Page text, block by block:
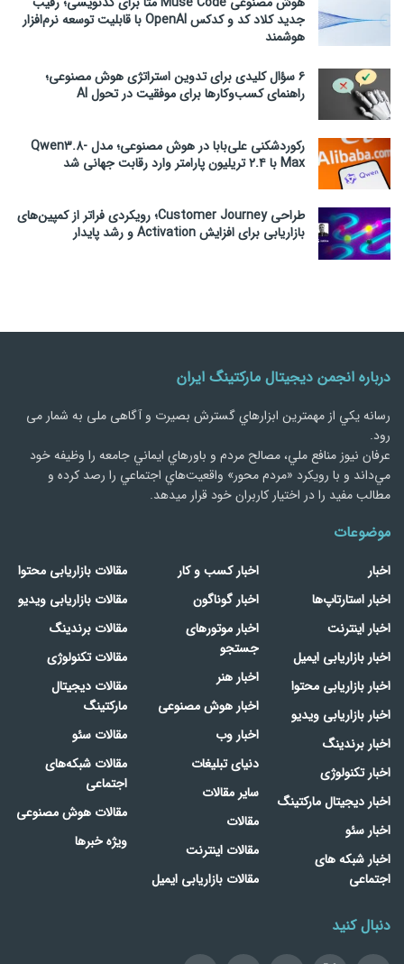
جدید کلاد کد و کدکس OpenAI با قابلیت توسعه نرم‌افزار
هوشمند
۶ سؤال کلیدی برای تدوین استراتژی هوش مصنوعی؛
راهنمای کسب‌وکارها برای موفقیت در تحول AI
رکوردشکنی علی‌بابا در هوش مصنوعی؛ مدل Qwen3.8-
Max با ۲.۴ تریلیون پارامتر وارد رقابت جهانی شد
طراحی Customer Journey؛ رویکردی فراتر از کمپین‌های
بازاریابی برای افزایش Activation و رشد پایدار
درباره انجمن دیجیتال مارکتینگ ایران
رسانه يكي از مهمترین ابزارهاي گسترش بصیرت و آگاهی ملی به شمار می
رود.
عرفان نیوز منافع ملي، مصالح مردم و باورهاي ايماني جامعه را وظيفه خود
مي‌داند و با رويكرد «مردم‌ محور» واقعيت‌هاي اجتماعي را رصد کرده و
مطالب مفید را در اختیار کاربران خود قرار میدهد.
موضوعات
اخبار
اخبار استارتاپ‌ها
اخبار اینترنت
اخبار بازاریابی ایمیل
اخبار بازاریابی محتوا
اخبار بازاریابی ویدیو
اخبار برندینگ
اخبار تکنولوژی
اخبار دیجیتال مارکتینگ
اخبار سئو
اخبار شبکه های
اجتماعی
اخبار کسب و کار
اخبار گوناگون
اخبار موتورهای
جستجو
اخبار هنر
اخبار هوش مصنوعی
اخبار وب
دنیای تبلیغات
سایر مقالات
مقالات
مقالات اینترنت
مقالات بازاریابی ایمیل
مقالات بازاریابی محتوا
مقالات بازاریابی ویدیو
مقالات برندینگ
مقالات تکنولوژی
مقالات دیجیتال
مارکتینگ
مقالات سئو
مقالات شبکه‌های
اجتماعی
مقالات هوش مصنوعی
ویژه خبرها
دنبال کنید